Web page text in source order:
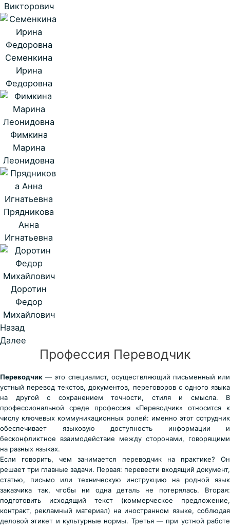
Викторович
Семенкина
Ирина
Федоровна
Фимкина
Марина
Леонидовна
Прядникова
Анна
Игнатьевна
Доротин
Федор
Михайлович
Назад
Далее
Профессия Переводчик
Переводчик — это специалист, осуществляющий письменный или
устный перевод текстов, документов, переговоров с одного языка
на другой с сохранением точности, стиля и смысла. В
профессиональной среде профессия «Переводчик» относится к
числу ключевых коммуникационных ролей: именно этот сотрудник
обеспечивает языковую доступность информации и
бесконфликтное взаимодействие между сторонами, говорящими
на разных языках.
Если говорить, чем занимается переводчик на практике? Он
решает три главные задачи. Первая: перевести входящий документ,
статью, письмо или техническую инструкцию на родной язык
заказчика так, чтобы ни одна деталь не потерялась. Вторая:
подготовить исходящий текст (коммерческое предложение,
контракт, рекламный материал) на иностранном языке, соблюдая
деловой этикет и культурные нормы. Третья — при устной работе